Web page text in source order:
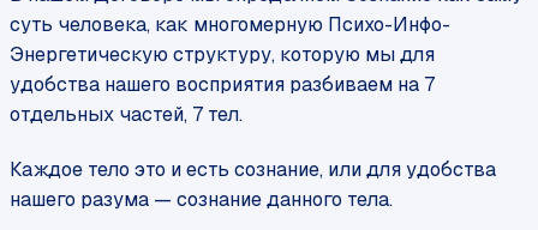
суть человека, как многомерную Психо-Инфо-
Энергетическую структуру, которую мы для
удобства нашего восприятия разбиваем на 7
отдельных частей, 7 тел.
Каждое тело это и есть сознание, или для удобства
нашего разума — сознание данного тела.